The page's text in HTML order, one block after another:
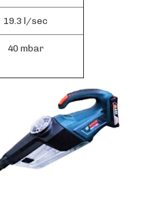
19.3 l/sec
40 mbar